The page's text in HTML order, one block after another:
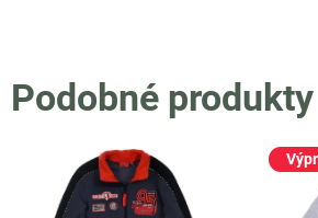
Podobné produkty